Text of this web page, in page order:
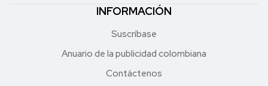
INFORMACIÓN
Suscríbase
Anuario de la publicidad colombiana
Contáctenos